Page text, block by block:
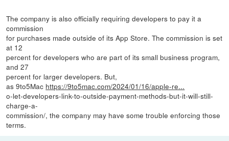
The company is also officially requiring developers to pay it a
commission
for purchases made outside of its App Store. The commission is set
at 12
percent for developers who are part of its small business program,
and 27
percent for larger developers. But,
as 9to5Mac https://9to5mac.com/2024/01/16/apple-re...
o-let-developers-link-to-outside-payment-methods-but-it-will-still-
charge-a-
commission/, the company may have some trouble enforcing those
terms.